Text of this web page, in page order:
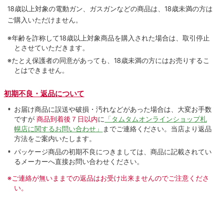
18歳以上対象の電動ガン、ガスガンなどの商品は、18歳未満の方は
ご購入いただけません。
※年齢を詐称して18歳以上対象商品を購入された場合は、取引停止
とさせていただきます。
※たとえ保護者の同意があっても、18歳未満の方にはお売りするこ
とはできません。
初期不良・返品について
お届け商品に誤送や破損・汚れなどがあった場合は、大変お手数
ですが 商品到着後７日以内に 「タムタムオンラインショップ札
幌店に関するお問い合わせ」
までご連絡ください。当店より返品
方法をご案内いたします。
パッケージ商品の初期不良につきましては、商品に記載されてい
るメーカーへ直接お問い合わせください。
※ご連絡が無いままでの返品はお受け出来ませんのでご注意くださ
い。